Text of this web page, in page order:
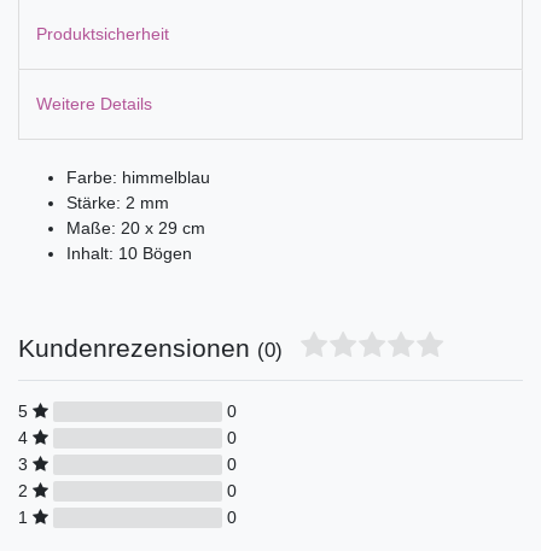
Produktsicherheit
Weitere Details
Farbe: himmelblau
Stärke: 2 mm
Maße: 20 x 29 cm
Inhalt: 10 Bögen
Kundenrezensionen (0)
5
0
4
0
3
0
2
0
1
0